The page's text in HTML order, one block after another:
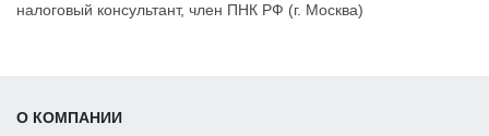
налоговый консультант, член ПНК РФ (г. Москва)
О КОМПАНИИ